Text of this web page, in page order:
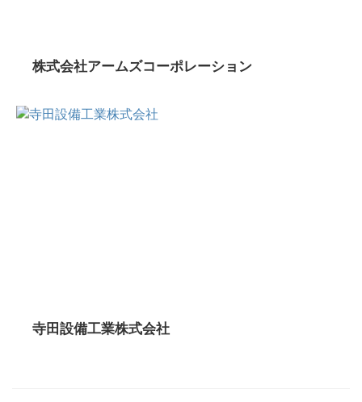
株式会社アームズコーポレーション
寺田設備工業株式会社